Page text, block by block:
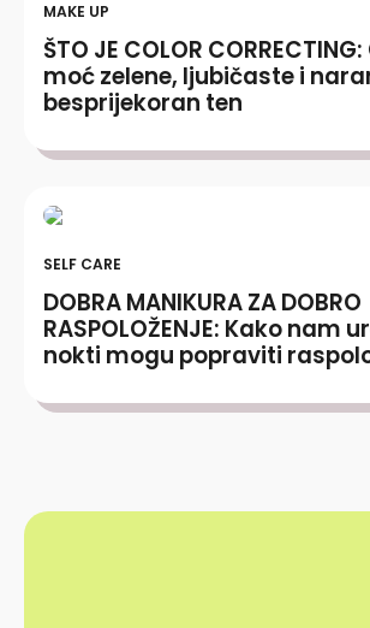
MAKE UP
ŠTO JE COLOR
moć zelene, ljubičaste i
besprijekoran ten
SELF CARE
DOBRA MANIKURA ZA DOBRO
RASPOLOŽENJE: Kako nam
nokti mogu popraviti